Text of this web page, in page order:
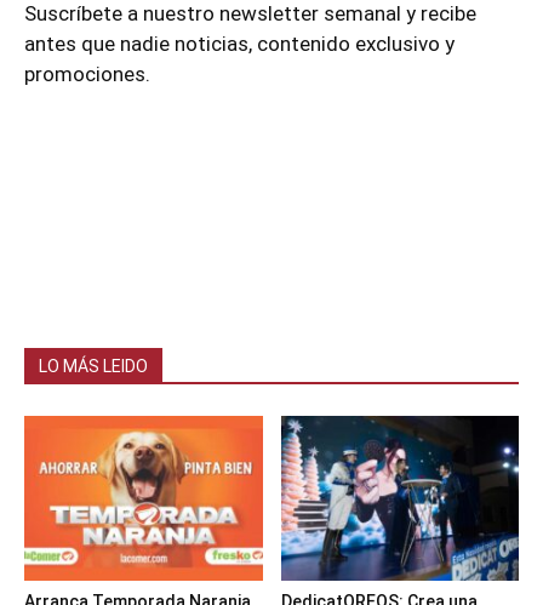
Suscríbete a nuestro newsletter semanal y recibe
antes que nadie noticias, contenido exclusivo y
promociones.
LO MÁS LEIDO
Arranca Temporada Naranja DedicatOREOS: Crea una